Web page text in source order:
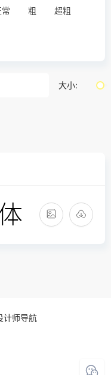
常 粗 超粗
大小:
计师导航